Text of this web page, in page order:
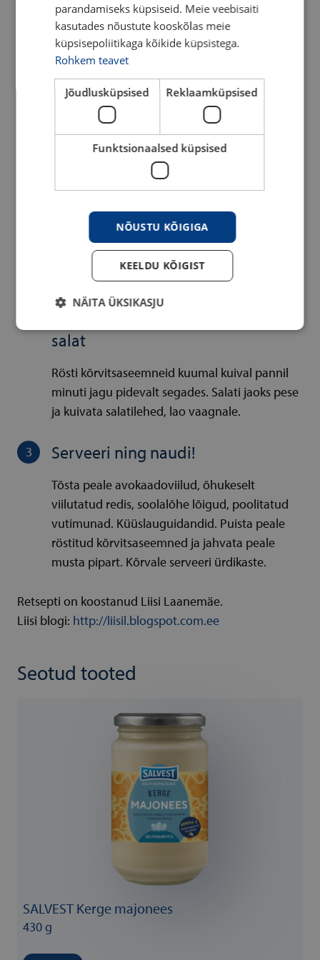
näpuotsatäis soola
Juhend
Valmista kaste ning keeda munad
Kõigepealt valmista ürdikaste. Selleks pane
Tõsta salati valmistamise ajaks külmkappi
maitsestuma. Aja vesi keema ja tõsta
vutimunad keevasse vette. Keeda 2-3 minutit.
Jahuta külma vee all.
salat
Rösti kõrvitsaseemneid kuumal kuival pannil
minuti jagu pidevalt segades. Salati jaoks pese
ja kuivata salatilehed, lao vaagnale.
Serveeri ning naudi!
Tõsta peale avokaadoviilud, õhukeselt
viilutatud redis, soolalõhe lõigud, poolitatud
vutimunad. Küüslauguidandid. Puista peale
röstitud kõrvitsaseemned ja jahvata peale
musta pipart. Kõrvale serveeri ürdikaste.
Retsepti on koostanud Liisi Laanemäe.
Liisi blogi: http://liisil.blogspot.com.ee
Seotud tooted
SALVEST Kerge majonees
430 g
parandamiseks küpsiseid. Meie veebisaiti
kasutades nõustute kooskõlas meie
küpsisepoliitikaga kõikide küpsistega.
Rohkem teavet
Jõudlusküpsised Reklaamküpsised
Funktsionaalsed küpsised
NÕUSTU KÕIGIGA
KEELDU KÕIGIST
NÄITA ÜKSIKASJU